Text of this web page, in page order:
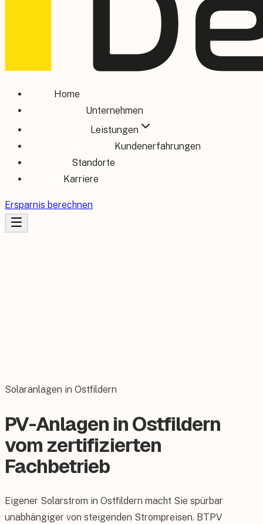
Home
Unternehmen
Leistungen
Kundenerfahrungen
Standorte
Karriere
Ersparnis berechnen
Solaranlagen in Ostfildern
PV-Anlagen in Ostfildern
vom zertifizierten
Fachbetrieb
Eigener Solarstrom in Ostfildern macht Sie spürbar
unabhängiger von steigenden Strompreisen. BTPV